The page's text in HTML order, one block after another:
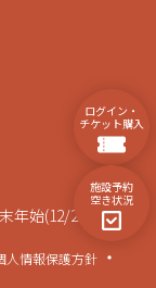
ログイン・
チケット購入
施設予約
空き状況
年始(12/28～1/4)
人情報保護方針